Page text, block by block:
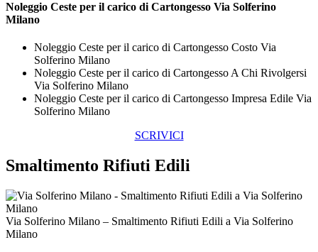
Noleggio Ceste per il carico di Cartongesso Via Solferino
Milano
Noleggio Ceste per il carico di Cartongesso Costo Via
Solferino Milano
Noleggio Ceste per il carico di Cartongesso A Chi Rivolgersi
Via Solferino Milano
Noleggio Ceste per il carico di Cartongesso Impresa Edile Via
Solferino Milano
SCRIVICI
Smaltimento Rifiuti Edili
Via Solferino Milano – Smaltimento Rifiuti Edili a Via Solferino
Milano